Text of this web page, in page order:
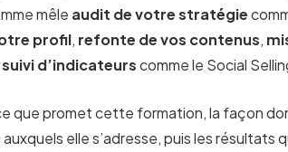
mêle audit de votre stratégie
profil, refonte de vos contenus,
suivi d’indicateurscomme le Social
que promet cette formation, la façon
elle s’adresse, puis les résultats